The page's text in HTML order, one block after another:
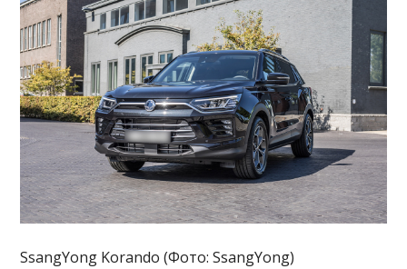
SsangYong Korando (Фото: SsangYong)